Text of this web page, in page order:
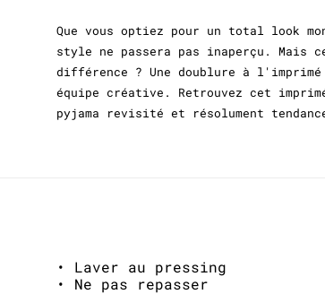
Que vous optiez pour un total look
style ne passera pas inaperçu.
différence ? Une doublure à
équipe créative. Retrouvez cet
pyjama revisité et résolument
• Laver au pressing
• Ne pas repasser